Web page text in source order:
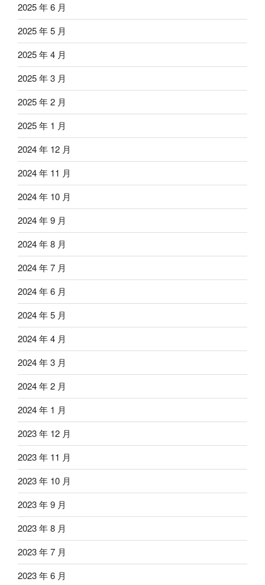
2025 年 6 月
2025 年 5 月
2025 年 4 月
2025 年 3 月
2025 年 2 月
2025 年 1 月
2024 年 12 月
2024 年 11 月
2024 年 10 月
2024 年 9 月
2024 年 8 月
2024 年 7 月
2024 年 6 月
2024 年 5 月
2024 年 4 月
2024 年 3 月
2024 年 2 月
2024 年 1 月
2023 年 12 月
2023 年 11 月
2023 年 10 月
2023 年 9 月
2023 年 8 月
2023 年 7 月
2023 年 6 月